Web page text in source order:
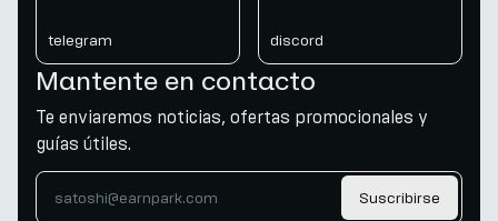
telegram discord
Mantente en contacto
Te enviaremos noticias, ofertas promocionales y
guías útiles.
Suscribirse